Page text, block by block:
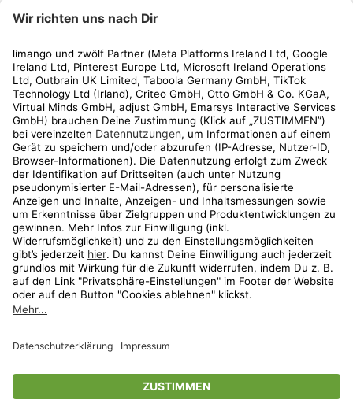
Kundenservice
Shop
Aktionen
Travel